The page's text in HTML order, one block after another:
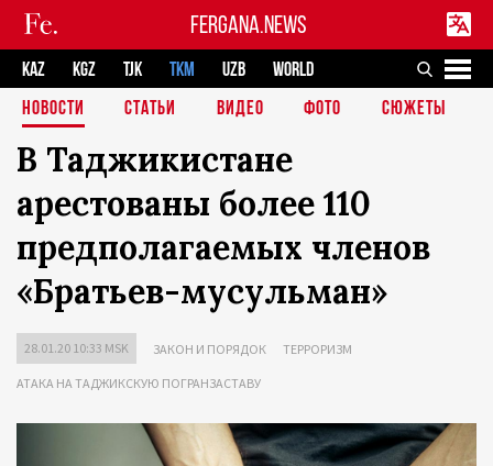
FERGANA.NEWS
KAZ KGZ TJK TKM UZB
WORLD
НОВОСТИ
СТАТЬИ ВИДЕО ФОТО СЮЖЕТЫ
В Таджикистане
арестованы более 110
предполагаемых членов
«Братьев-мусульман»
28.01.20 10:33 MSK ЗАКОН И ПОРЯДОК ТЕРРОРИЗМ
АТАКА НА ТАДЖИКСКУЮ ПОГРАНЗАСТАВУ